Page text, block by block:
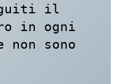
il
in ogni
non sono